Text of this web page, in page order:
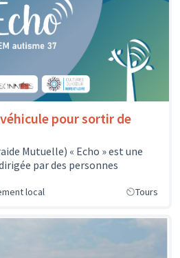
pour sortir de
Mutuelle) « Echo » est une
par des personnes
local Tours